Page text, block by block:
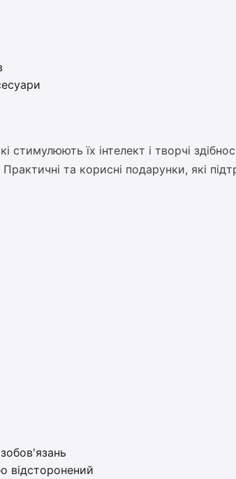
їх інтелект і творчі
та корисні подарунки, які
відсторонений